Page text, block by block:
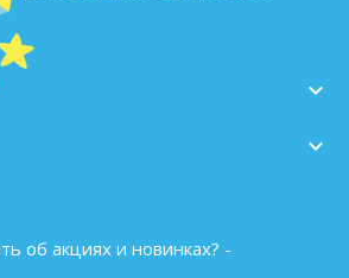


об акциях и новинках? -